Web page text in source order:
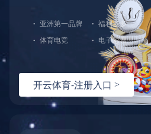
DC轴流风扇
DC鼓风机
AC轴流风扇
EC轴流风扇
横流风扇
支架风扇
公司新闻
行业资讯
常见问题
PG体育·(中国)官方网站
您的位置： 首页>常见问题
公司新闻 行业资讯